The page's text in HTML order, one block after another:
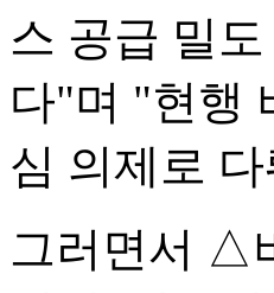
스 공급 밀
다"며 "현행
심 의제로
그러면서 △